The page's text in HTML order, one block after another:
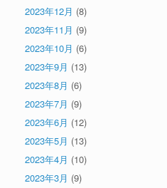
2023年12月 (8)
2023年11月 (9)
2023年10月 (6)
2023年9月 (13)
2023年8月 (6)
2023年7月 (9)
2023年6月 (12)
2023年5月 (13)
2023年4月 (10)
2023年3月 (9)